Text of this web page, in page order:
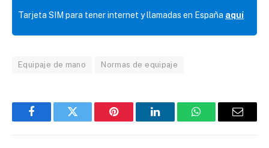
Tarjeta SIM para tener internet y llamadas en España aquí
Equipaje de mano Normas de equipaje
FacebookTwitter Pinterest LinkedInWhatsAppCorreo